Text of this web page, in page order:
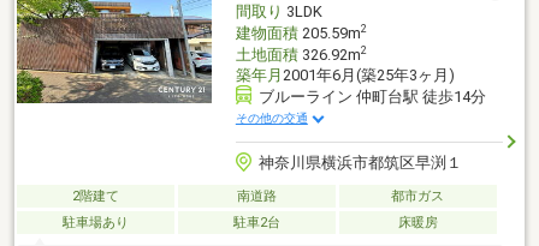
間取り 3LDK
建物面積205.59m2
土地面積326.92m2
築年月 2001年6月(築25年3ヶ月)
ブルーライン 仲町台駅 徒歩14分
その他の交通
神奈川県横浜市都筑区早渕１
2階建て 南道路
都市ガス
駐車場あり
駐車2台 床暖房